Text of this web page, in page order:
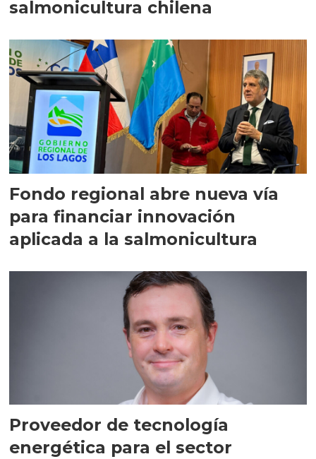
salmonicultura chilena
Fondo regional abre nueva vía
para financiar innovación
aplicada a la salmonicultura
Proveedor de tecnología
energética para el sector